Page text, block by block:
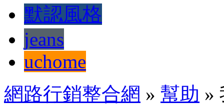
默認風格
jeans
uchome
網路行銷整合網 » 幫助 »